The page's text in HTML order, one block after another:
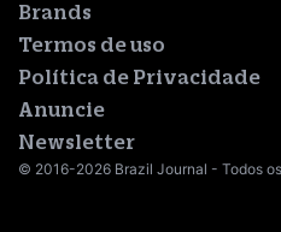
Brands
Termos de uso
Política de Privacidade
Anuncie
Newsletter
© 2016-2026 Brazil Journal - Todos